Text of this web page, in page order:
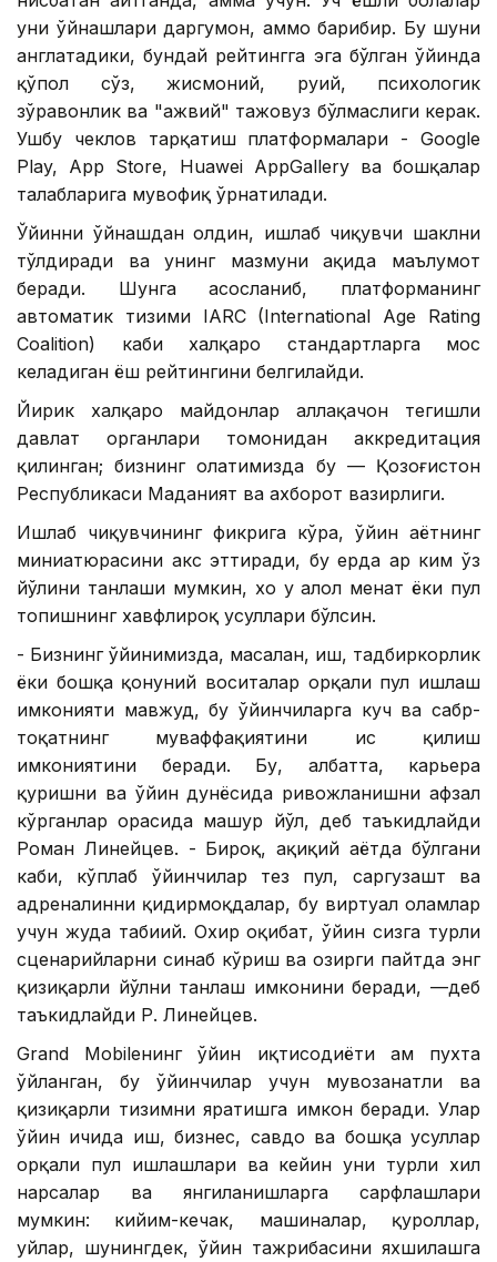
уни ўйнашлари даргумон, аммо барибир. Бу шуни
англатадики, бундай рейтингга эга бўлган ўйинда
қўпол сўз, жисмоний, руҳий, психологик
зўравонлик ва "ҳажвий" тажовуз бўлмаслиги керак.
Ушбу чеклов тарқатиш платформалари - Google
Play, App Store, Huawei AppGallery ва бошқалар
талабларига мувофиқ ўрнатилади.
Ўйинни ўйнашдан олдин, ишлаб чиқувчи шаклни
тўлдиради ва унинг мазмуни ҳақида маълумот
беради. Шунга асосланиб, платформанинг
автоматик тизими IARC (International Age Rating
Coalition) каби халқаро стандартларга мос
келадиган ёш рейтингини белгилайди.
Йирик халқаро майдонлар аллақачон тегишли
давлат органлари томонидан аккредитация
қилинган; бизнинг ҳолатимизда бу — Қозоғистон
Республикаси Маданият ва ахборот вазирлиги.
Ишлаб чиқувчининг фикрига кўра, ўйин ҳаётнинг
миниатюрасини акс эттиради, бу ерда ҳар ким ўз
йўлини танлаши мумкин, хоҳ у ҳалол меҳнат ёки пул
топишнинг хавфлироқ усуллари бўлсин.
- Бизнинг ўйинимизда, масалан, иш, тадбиркорлик
ёки бошқа қонуний воситалар орқали пул ишлаш
имконияти мавжуд, бу ўйинчиларга куч ва сабр-
тоқатнинг муваффақиятини ҳис қилиш
имкониятини беради. Бу, албатта, карьера
қуришни ва ўйин дунёсида ривожланишни афзал
кўрганлар орасида машҳур йўл, деб таъкидлайди
Роман Линейцев. - Бироқ, ҳақиқий ҳаётда бўлгани
каби, кўплаб ўйинчилар тез пул, саргузашт ва
адреналинни қидирмоқдалар, бу виртуал оламлар
учун жуда табиий. Охир оқибат, ўйин сизга турли
сценарийларни синаб кўриш ва ҳозирги пайтда энг
қизиқарли йўлни танлаш имконини беради, —деб
таъкидлайди Р. Линейцев.
Grand Mobileнинг ўйин иқтисодиёти ҳам пухта
ўйланган, бу ўйинчилар учун мувозанатли ва
қизиқарли тизимни яратишга имкон беради. Улар
ўйин ичида иш, бизнес, савдо ва бошқа усуллар
орқали пул ишлашлари ва кейин уни турли хил
нарсалар ва янгиланишларга сарфлашлари
мумкин: кийим-кечак, машиналар, қуроллар,
уйлар, шунингдек, ўйин тажрибасини яхшилашга